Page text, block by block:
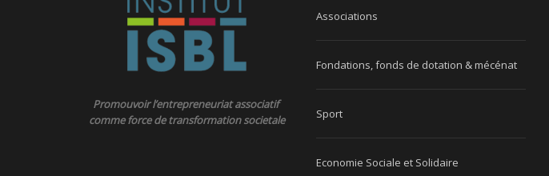
Promouvoir l’entrepreneuriat associatif
comme force de transformation societale
Associations
Fondations, fonds de dotation & mécénat
Sport
Economie Sociale et Solidaire